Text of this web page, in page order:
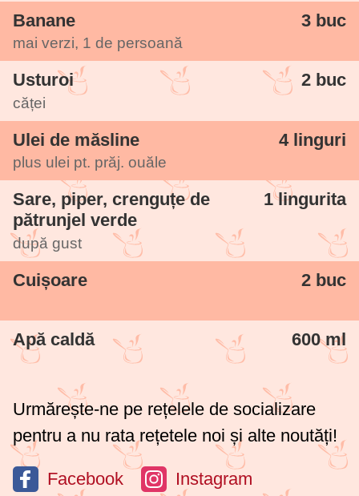
Banane 3 buc
mai verzi, 1 de persoană
Usturoi 2 buc
căței
Ulei de măsline 4 linguri
plus ulei pt. prăj. ouăle
Sare, piper, crenguțe de
pătrunjel verde
1 lingurita
după gust
Cuișoare 2 buc
Apă caldă 600 ml
Urmărește-ne pe rețelele de socializare
pentru a nu rata rețetele noi și alte noutăți!
Facebook Instagram